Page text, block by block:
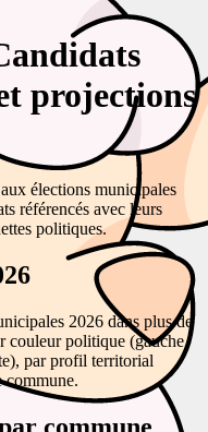
projections
élections municipales
référencés avec leurs
politiques.
2026 dans plus de
couleur politique (gauche,
par profil territorial
commune.
commune